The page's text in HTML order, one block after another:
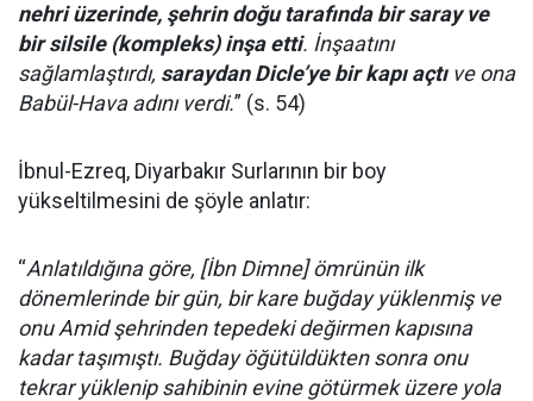
nehri üzerinde, şehrin doğu tarafında bir saray ve
bir silsile (kompleks) inşa etti. İnşaatını
sağlamlaştırdı, saraydan Dicle’ye bir kapı açtıve ona
Babül-Hava adını verdi.” (s. 54)
İbnul-Ezreq, Diyarbakır Surlarının bir boy
yükseltilmesini de şöyle anlatır:
“Anlatıldığına göre, [İbn Dimne] ömrünün ilk
dönemlerinde bir gün, bir kare buğday yüklenmiş ve
onu Amid şehrinden tepedeki değirmen kapısına
kadar taşımıştı. Buğday öğütüldükten sonra onu
tekrar yüklenip sahibinin evine götürmek üzere yola